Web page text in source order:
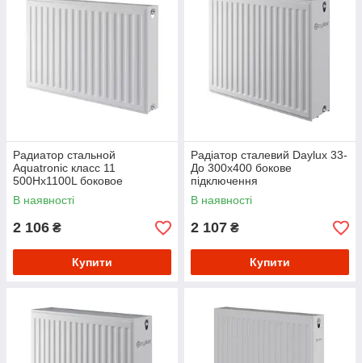
Радиатор стальной
Aquatronic класс 11
500Hх1100L боковое
подключение
В наявності
2 106 ₴
Купити
Радіатор сталевий Daylux 33-
До 300х400 бокове
підключення
В наявності
2 107 ₴
Купити